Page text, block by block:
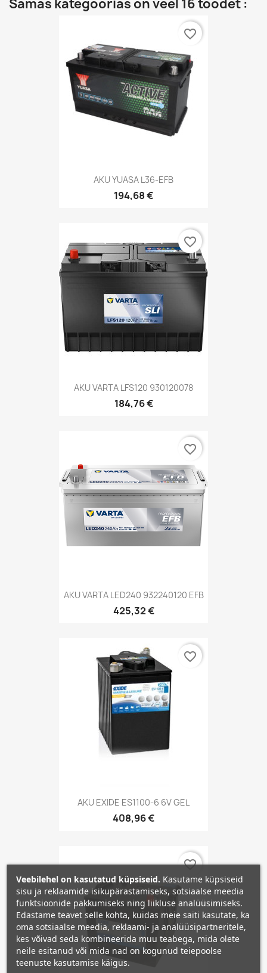
Samas kategoorias on veel 16 toodet :
AKU YUASA L36-EFB
194,68 €
favorite_border
AKU VARTA LFS120 930120078
184,76 €
favorite_border
AKU VARTA LED240 932240120 EFB
425,32 €
favorite_border
AKU EXIDE ES1100-6 6V GEL
408,96 €
favorite_border
favorite_border
Veebilehel on kasutatud küpsiseid. Kasutame küpsiseid
sisu ja reklaamide isikupärastamiseks, sotsiaalse meedia
funktsioonide pakkumiseks ning liikluse analüüsimiseks.
Edastame teavet selle kohta, kuidas meie saiti kasutate, ka
oma sotsiaalse meedia, reklaami- ja analüüsipartneritele,
kes võivad seda kombineerida muu teabega, mida olete
neile esitanud või mida nad on kogunud teiepoolse
teenuste kasutamise käigus.